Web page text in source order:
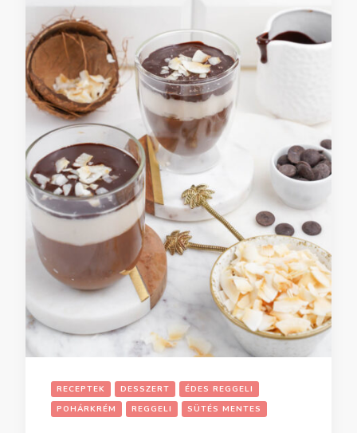
RECEPTEK DESSZERT
ÉDES REGGELI
POHÁRKRÉM
REGGELI SÜTÉS MENTES